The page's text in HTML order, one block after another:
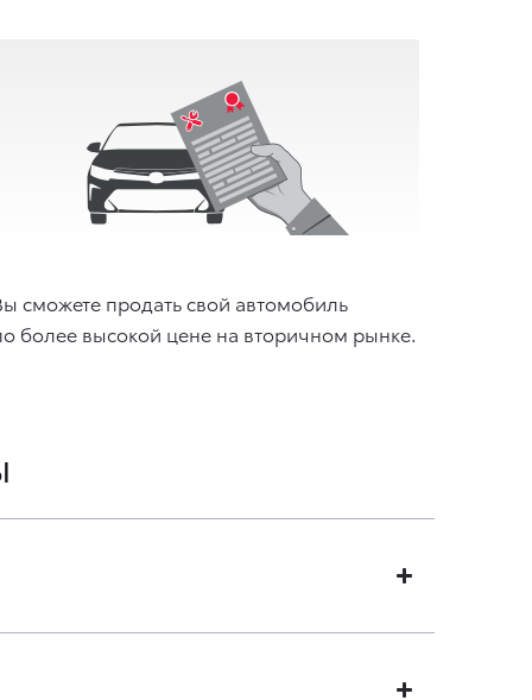
сможете продать свой автомобиль
более высокой цене на вторичном рынке.